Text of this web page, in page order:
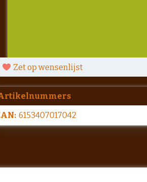
Zet op wensenlijst
6153407017042